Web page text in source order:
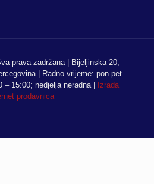
prava zadržana | Bijeljinska 20,
| Radno vrijeme: pon-pet
15:00; nedjelja neradna |
Izrada
prodavnica